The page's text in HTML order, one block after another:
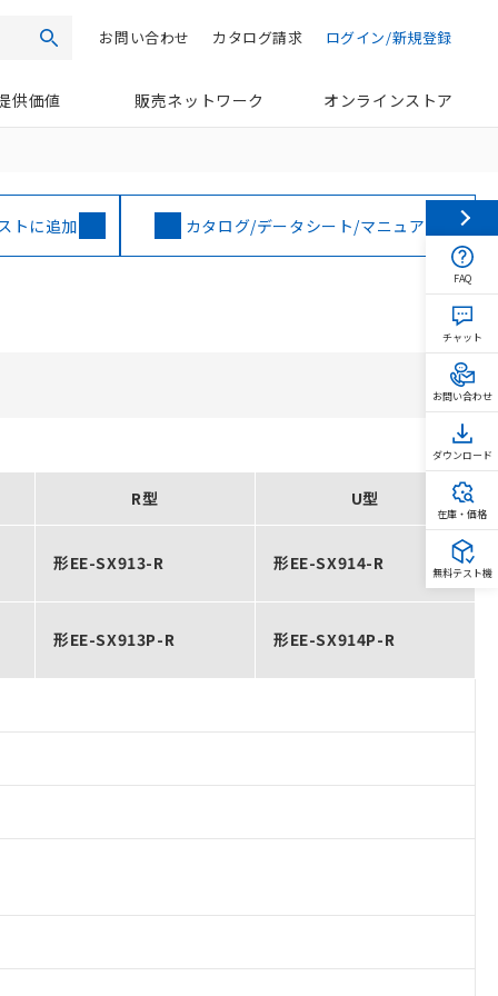
検索 ログイン/新規登録
カタログ請求
お問い合わせ
供価値 販売ネットワーク オンラインストア
トに追加 カタログ/データシート/マニュアル
R型 U型
形EE-SX913-R 形EE-SX914-R
形EE-SX913P-R 形EE-SX914P-R
FAQ
チャット
お問い合わせ
ダウンロード
在庫・価格
無料テスト機